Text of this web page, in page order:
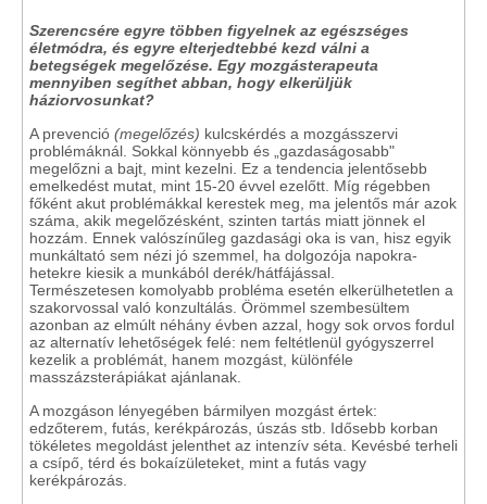
Szerencsére egyre többen figyelnek az egészséges
életmódra, és egyre elterjedtebbé kezd válni a
betegségek megelőzése. Egy mozgásterapeuta
mennyiben segíthet abban, hogy elkerüljük
háziorvosunkat?
A prevenció (megelőzés) kulcskérdés a mozgásszervi
problémáknál. Sokkal könnyebb és „gazdaságosabb"
megelőzni a bajt, mint kezelni. Ez a tendencia jelentősebb
emelkedést mutat, mint 15-20 évvel ezelőtt. Míg régebben
főként akut problémákkal kerestek meg, ma jelentős már azok
száma, akik megelőzésként, szinten tartás miatt jönnek el
hozzám. Ennek valószínűleg gazdasági oka is van, hisz egyik
munkáltató sem nézi jó szemmel, ha dolgozója napokra-
hetekre kiesik a munkából derék/hátfájással.
Természetesen komolyabb probléma esetén elkerülhetetlen a
szakorvossal való konzultálás. Örömmel szembesültem
azonban az elmúlt néhány évben azzal, hogy sok orvos fordul
az alternatív lehetőségek felé: nem feltétlenül gyógyszerrel
kezelik a problémát, hanem mozgást, különféle
masszázsterápiákat ajánlanak.
A mozgáson lényegében bármilyen mozgást értek:
edzőterem, futás, kerékpározás, úszás stb. Idősebb korban
tökéletes megoldást jelenthet az intenzív séta. Kevésbé terheli
a csípő, térd és bokaízületeket, mint a futás vagy
kerékpározás.